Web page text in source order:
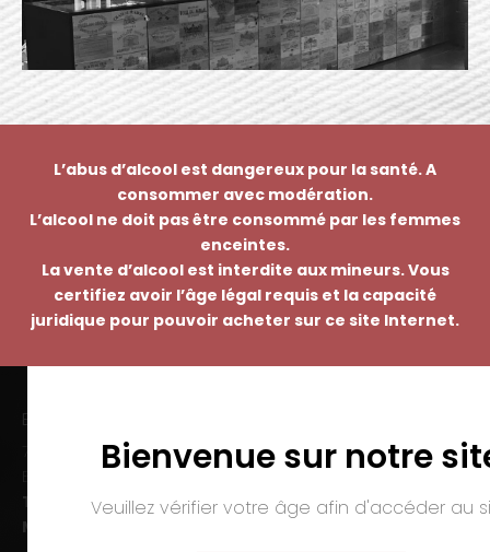
L’abus d’alcool est dangereux pour la santé. A
consommer avec modération.
L’alcool ne doit pas être consommé par les femmes
enceintes.
La vente d’alcool est interdite aux mineurs. Vous
certifiez avoir l’âge légal requis et la capacité
juridique pour pouvoir acheter sur ce site Internet.
Bienvenue sur notre
Veuillez vérifier votre âge afin d'accéder au
EMMANUEL NASTI
7 avenue Pierre Pflimlin – ZAC Espale
Tél. :
03 89 46 50 35
Mail :